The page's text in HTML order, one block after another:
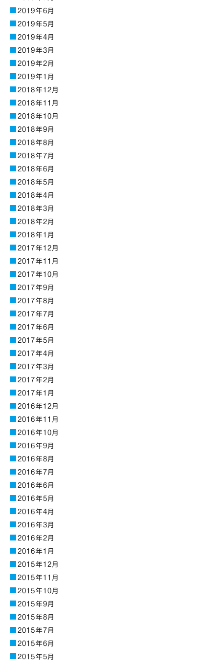
2019年6月
2019年5月
2019年4月
2019年3月
2019年2月
2019年1月
2018年12月
2018年11月
2018年10月
2018年9月
2018年8月
2018年7月
2018年6月
2018年5月
2018年4月
2018年3月
2018年2月
2018年1月
2017年12月
2017年11月
2017年10月
2017年9月
2017年8月
2017年7月
2017年6月
2017年5月
2017年4月
2017年3月
2017年2月
2017年1月
2016年12月
2016年11月
2016年10月
2016年9月
2016年8月
2016年7月
2016年6月
2016年5月
2016年4月
2016年3月
2016年2月
2016年1月
2015年12月
2015年11月
2015年10月
2015年9月
2015年8月
2015年7月
2015年6月
2015年5月